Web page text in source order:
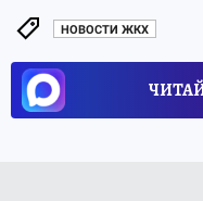
НОВОСТИ ЖКХ